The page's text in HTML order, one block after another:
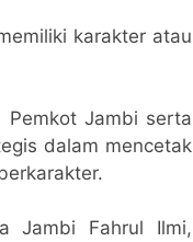
karakter atau
Pemkot Jambi serta
dalam mencetak
Jambi Fahrul Ilmi,